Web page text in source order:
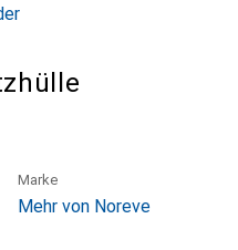
Marke
Mehr von Noreve